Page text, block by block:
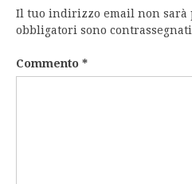
Il tuo indirizzo email non sarà
obbligatori sono contrassegnati
Commento *